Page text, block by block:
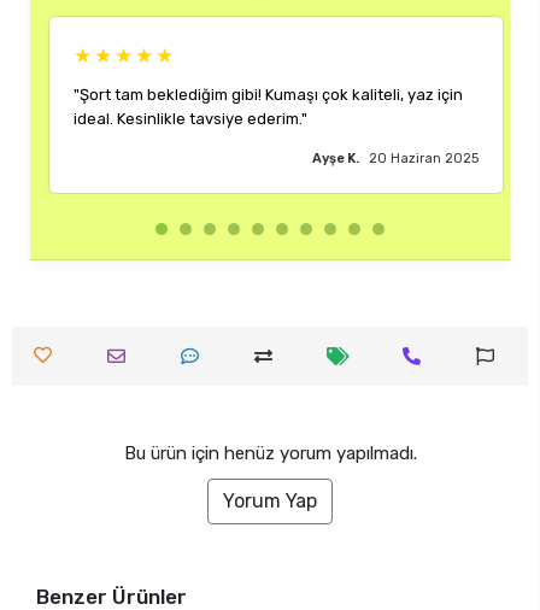
gibi! Kumaşı çok kaliteli, yaz için
tavsiye ederim."
20 Haziran 2025
"Rengi ve kalıbı
Bu ürün için henüz yorum yapılmadı.
Yorum Yap
Benzer Ürünler